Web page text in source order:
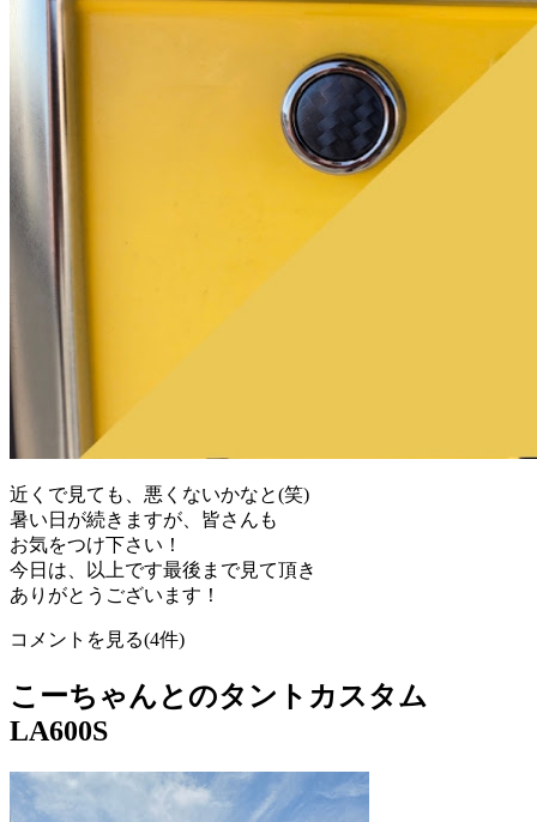
近くで見ても、悪くないかなと(笑)
暑い日が続きますが、皆さんも
お気をつけ下さい！
今日は、以上です最後まで見て頂き
ありがとうございます！
コメントを見る(4件)
こーちゃんとのタントカスタム
LA600S